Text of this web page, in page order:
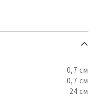
0,7 см
0,7 см
24 см